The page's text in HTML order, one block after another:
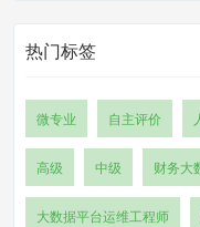
热门标签
微专业 自主评价
高级 中级 财务大
大数据平台运维工程师